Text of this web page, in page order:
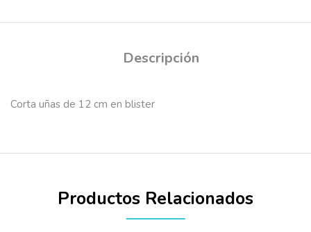
Descripción
Corta uñas de 12 cm en blister
Productos Relacionados